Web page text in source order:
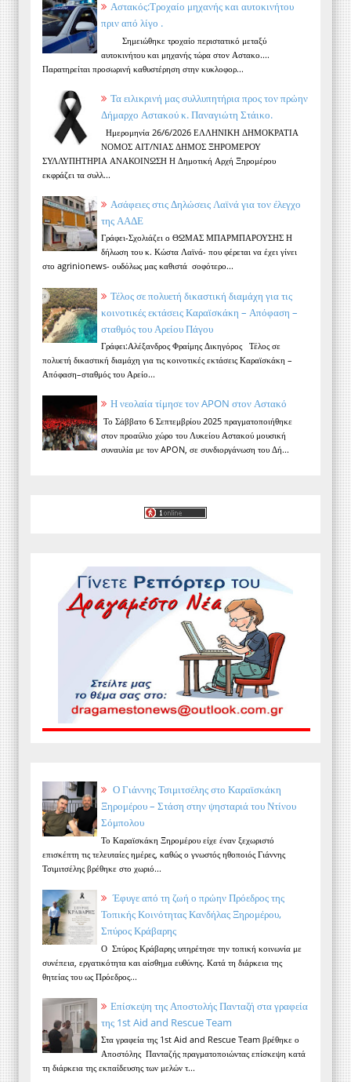
Αστακός:Τροχαίο μηχανής και αυτοκινήτου
πριν από λίγο .
Σημειώθηκε τροχαίο περιστατικό μεταξύ
αυτοκινήτου και μηχανής τώρα στον Αστακο....
Παρατηρείται προσωρινή καθυστέρηση στην κυκλοφορ...
Τα ειλικρινή μας συλλυπητήρια προς τον πρώην
Δήμαρχο Αστακού κ. Παναγιώτη Στάικο.
Ημερομηνία 26/6/2026 ΕΛΛΗΝΙΚΗ ΔΗΜΟΚΡΑΤΙΑ
ΝΟΜΟΣ ΑΙΤ/ΝΙΑΣ ΔΗΜΟΣ ΞΗΡΟΜΕΡΟΥ
ΣΥΛΛΥΠΗΤΗΡΙΑ ΑΝΑΚΟΙΝΩΣΗ Η Δημοτική Αρχή Ξηρομέρου
εκφράζει τα συλλ...
Ασάφειες στις Δηλώσεις Λαϊνά για τον έλεγχο
της ΑΑΔΕ
Γράφει-Σχολιάζει ο ΘΩΜΑΣ ΜΠΑΡΜΠΑΡΟΥΣΗΣ Η
δήλωση του κ. Κώστα Λαϊνά- που φέρεται να έχει γίνει
στο agrinionews- ουδόλως μας καθιστά σοφότερο...
Τέλος σε πολυετή δικαστική διαμάχη για τις
κοινοτικές εκτάσεις Καραϊσκάκη – Απόφαση –
σταθμός του Αρείου Πάγου
Γράφει:Αλέξανδρος Φραίμης Δικηγόρος Τέλος σε
πολυετή δικαστική διαμάχη για τις κοινοτικές εκτάσεις Καραϊσκάκη –
Απόφαση–σταθμός του Αρείο...
Η νεολαία τίμησε τον APON στον Αστακό
Το Σάββατο 6 Σεπτεμβρίου 2025 πραγματοποιήθηκε
στον προαύλιο χώρο του Λυκείου Αστακού μουσική
συναυλία με τον APON, σε συνδιοργάνωση του Δή...
Ο Γιάννης Τσιμιτσέλης στο Καραϊσκάκη
Ξηρομέρου – Στάση στην ψησταριά του Ντίνου
Σόμπολου
Το Καραϊσκάκη Ξηρομέρου είχε έναν ξεχωριστό
επισκέπτη τις τελευταίες ημέρες, καθώς ο γνωστός ηθοποιός Γιάννης
Τσιμιτσέλης βρέθηκε στο χωριό...
Έφυγε από τη ζωή ο πρώην Πρόεδρος της
Τοπικής Κοινότητας Κανδήλας Ξηρομέρου,
Σπύρος Κράβαρης
Ο Σπύρος Κράβαρης υπηρέτησε την τοπική κοινωνία με
συνέπεια, εργατικότητα και αίσθημα ευθύνης. Κατά τη διάρκεια της
θητείας του ως Πρόεδρος...
Επίσκεψη της Αποστολής Πανταζή στα γραφεία
της 1st Aid and Rescue Team
Στα γραφεία της 1st Aid and Rescue Team βρέθηκε ο
Αποστόλης Πανταζής πραγματοποιώντας επίσκεψη κατά
τη διάρκεια της εκπαίδευσης των μελών τ...